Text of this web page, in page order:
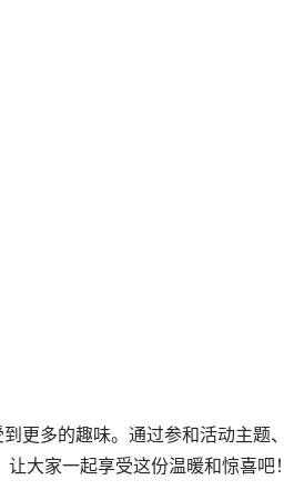
更多的趣味。通过参和活动主题、
大家一起享受这份温暖和惊喜吧！